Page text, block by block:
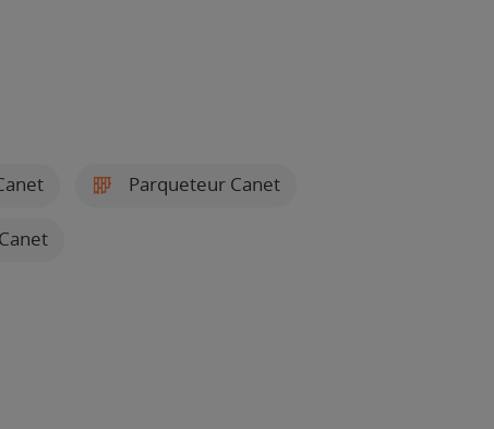
Parqueteur Canet